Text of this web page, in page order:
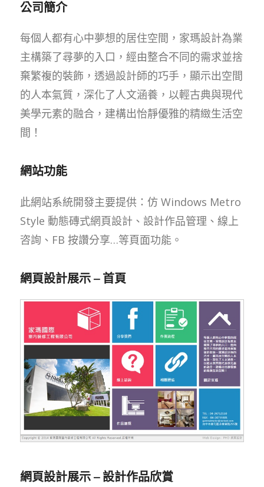
公司簡介
每個人都有心中夢想的居住空間，家瑪設計為業
主構築了尋夢的入口，經由整合不同的需求並捨
棄繁複的裝飾，透過設計師的巧手，顯示出空間
的人本氣質，深化了人文涵養，以輕古典與現代
美學元素的融合，建構出怡靜優雅的精緻生活空
間！
網站功能
此網站系統開發主要提供：仿 Windows Metro
Style 動態磚式網頁設計、設計作品管理、線上
咨詢、FB 按讚分享…等頁面功能。
網頁設計展示 – 首頁
網頁設計展示 – 設計作品欣賞